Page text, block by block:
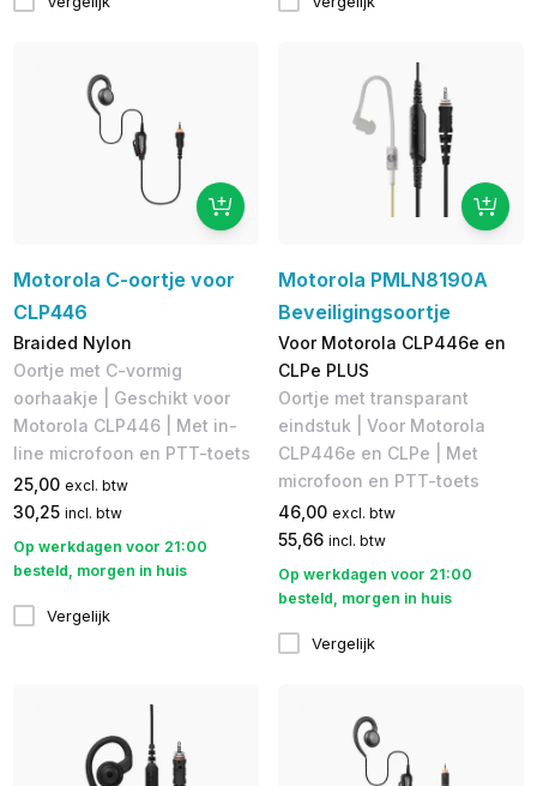
Motorola C-oortje voor
CLP446
Braided Nylon
Oortje met C-vormig
oorhaakje | Geschikt voor
Motorola CLP446 | Met in-
line microfoon en PTT-toets
25,00 excl. btw
30,25 incl. btw
Op werkdagen voor 21:00
besteld, morgen in huis
Vergelijk
Motorola PMLN8190A
Beveiligingsoortje
Voor Motorola CLP446e en
CLPe PLUS
Oortje met transparant
eindstuk | Voor Motorola
CLP446e en CLPe | Met
microfoon en PTT-toets
46,00 excl. btw
55,66 incl. btw
Op werkdagen voor 21:00
besteld, morgen in huis
Vergelijk